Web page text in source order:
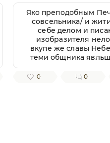
Печерского
Яко преподобным
совсельника/ и
себе делом и
изобразителя
вкупе же славы
теми общника
приидите, вернии,
священными
0 0